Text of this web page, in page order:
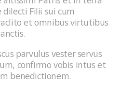
Filii sui cum
et omnibus virtutibus
parvulus vester servus
confirmo vobis intus et
benedictionem.